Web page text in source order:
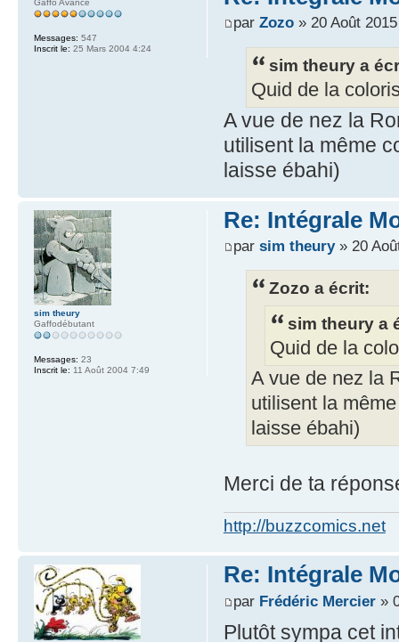
par Zozo» 20 Août
sim theury a
Quid de la
A vue de nez la
utilisent la même
laisse ébahi)
Gaffo Avancé
Messages: 547
Inscrit le: 25 Mars 2004 4:24
Re: Intégrale
par sim theury» 20
Zozo a écrit:
sim theury a
Quid de la
A vue de nez la
utilisent la
laisse ébahi)
Merci de ta
http://buzzcomics.net
sim theury
Gaffodébutant
Messages: 23
Inscrit le: 11 Août 2004 7:49
Re: Intégrale
par Frédéric Mercier»
Plutôt sympa cet